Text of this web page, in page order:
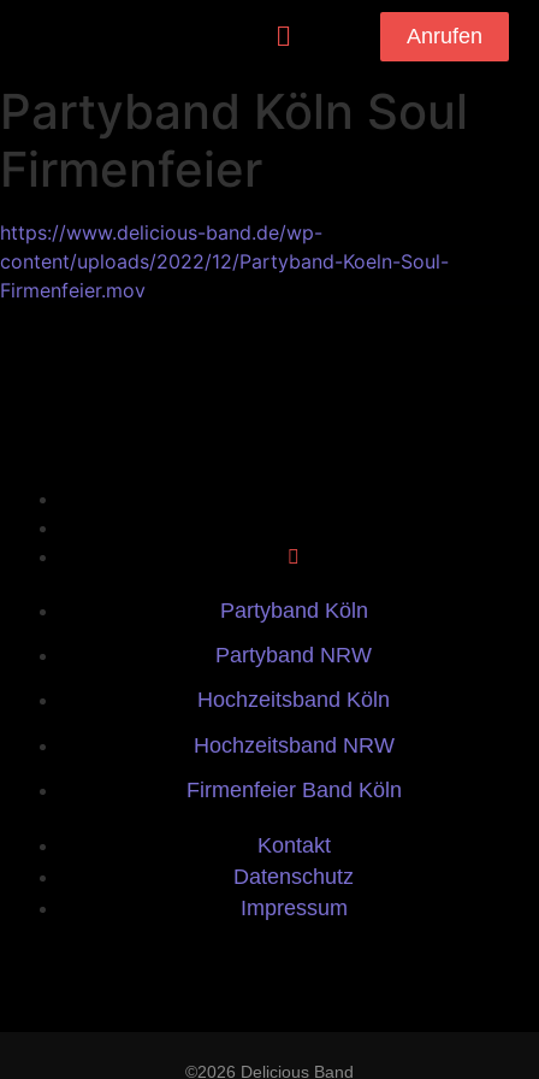
Anrufen
Partyband Köln Soul
Firmenfeier
https://www.delicious-band.de/wp-
content/uploads/2022/12/Partyband-Koeln-Soul-
Firmenfeier.mov
Partyband Köln
Partyband NRW
Hochzeitsband Köln
Hochzeitsband NRW
Firmenfeier Band Köln
Kontakt
Datenschutz
Impressum
©2026 Delicious Band